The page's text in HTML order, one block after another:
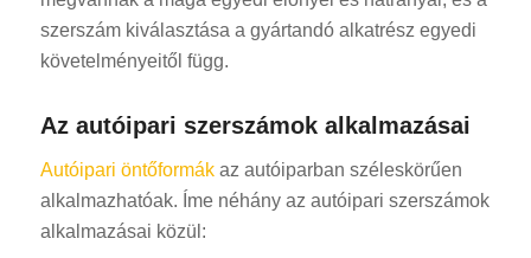
szerszám kiválasztása a gyártandó alkatrész egyedi
követelményeitől függ.
Az autóipari szerszámok alkalmazásai
Autóipari öntőformákaz autóiparban széleskörűen
alkalmazhatóak. Íme néhány az autóipari szerszámok
alkalmazásai közül: